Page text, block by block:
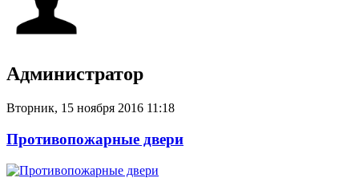
Администратор
Вторник, 15 ноября 2016 11:18
Противопожарные двери